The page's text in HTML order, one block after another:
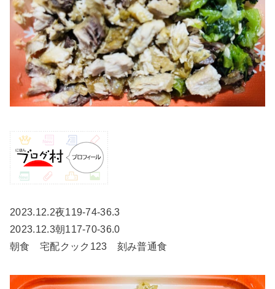
2023.12.2夜119-74-36.3
2023.12.3朝117-70-36.0
朝食 宅配クック123 刻み普通食